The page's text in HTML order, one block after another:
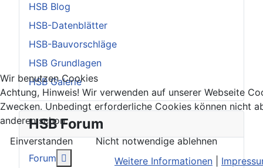
HSB Blog
HSB-Datenblätter
HSB-Bauvorschläge
HSB Grundlagen
HSB Galerie
HSB Forum
Forum Weitere Informationen: Forum
Wir benutzen Cookies
Achtung, Hinweis! Wir verwenden auf unserer Webseite
Zwecken. Unbedingt erforderliche Cookies können nicht
anderen schon.
Einverstanden
Nicht notwendige ablehnen
Weitere Informationen